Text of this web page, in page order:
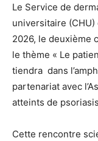
Le Service de
universitaire (CHU)
2026, le deuxième
le thème « Le
tiendra dans
partenariat avec
atteints de
Cette rencontre